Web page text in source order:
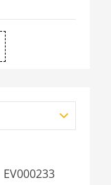
EV000233